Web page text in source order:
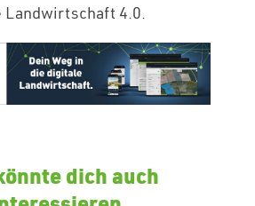
Landwirtschaft 4.0.
dich auch